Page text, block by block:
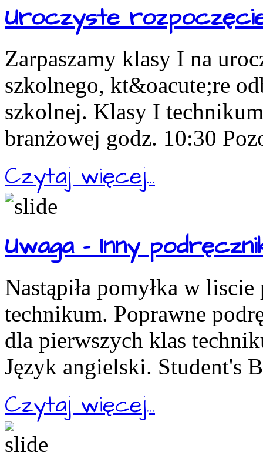
Uroczyste
Zarpaszamy klasy I na
szkolnego, kt&oacute;re
szkolnej. Klasy I
branżowej godz. 10:30
Czytaj więcej...
Uwaga - Inny
Nastąpiła pomyłka w
technikum. Poprawne
dla pierwszych klas
Język angielski. Student's
Czytaj więcej...